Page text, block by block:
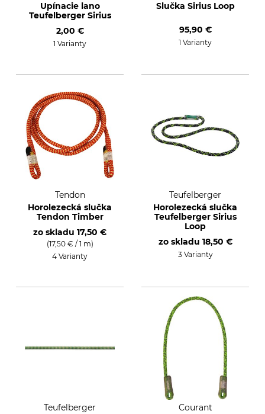
Upínacie lano
Teufelberger Sirius
2,00 €
1 Varianty
Slučka Sirius Loop
95,90 €
1 Varianty
Tendon
Horolezecká slučka
Tendon Timber
zo skladu 17,50 €
(17,50 € / 1 m)
4 Varianty
Teufelberger
Horolezecká slučka
Teufelberger Sirius
Loop
zo skladu 18,50 €
3 Varianty
Teufelberger
Courant